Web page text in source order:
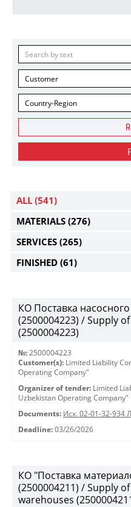
Customer
Country-Region
ALL (541)
MATERIALS (276)
SERVICES (265)
FINISHED (61)
КО Поставка
(2500004223) / Supply
(2500004223)
№: 2500004223
Customer(s): Limited Liability
Operating Company"
Organizer of tender: Limited
Uzbekistan Operating Company"
Documents: Исх. 02-01-32-934
Deadline: 03/26/2026
КО "Поставка
(2500004211) / Supply
warehouses